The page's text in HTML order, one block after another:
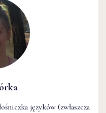
języków (zwłaszcza